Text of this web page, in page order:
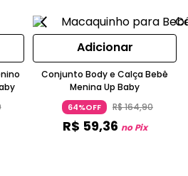
Adicionar
Conjunto Body e Calça Bebê
Menina Up Baby
64%OFF R$164,90
R$ 59,36 no Pix